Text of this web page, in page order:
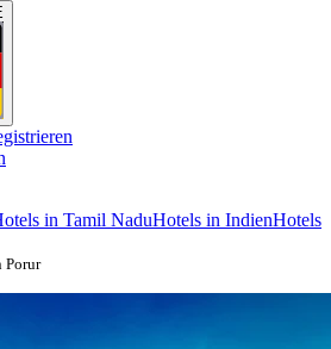
in Tamil NaduHotels in IndienHotels
Porur